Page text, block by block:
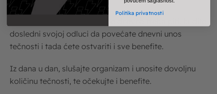
dosledni svojoj odluci da povećate dnevni unos
tečnosti i tada ćete ostvariti i sve benefite.
Iz dana u dan, slušajte organizam i unosite dovoljnu
količinu tečnosti, te očekujte i benefite.
Politika privatnosti